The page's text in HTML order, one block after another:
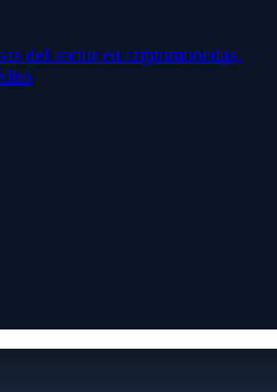
del sector en criptomonedas,